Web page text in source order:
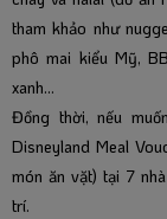
tham khảo như
phô mai kiểu Mỹ,
xanh…
Đồng thời, nếu
Disneyland Meal
món ăn vặt) tại 7
trí.